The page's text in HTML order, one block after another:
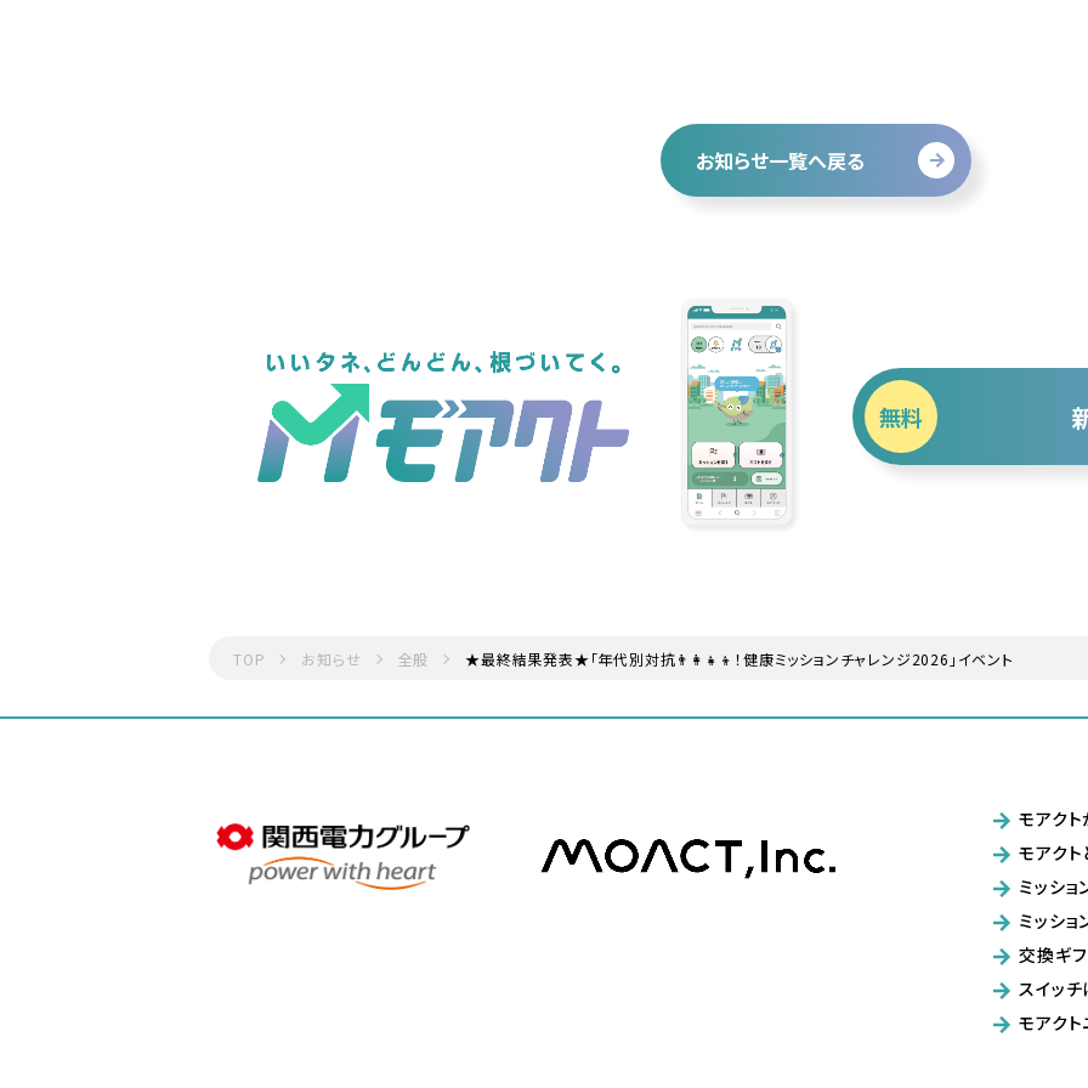
お知らせ一覧へ戻る
無料
TOP お知らせ 全般 ★最終結果発表★「年代別対抗👨‍👩‍👧‍👦！健康ミッションチャレンジ2026」イベント
モアク
モアク
ミッショ
ミッシ
交換ギ
スイッ
モアク